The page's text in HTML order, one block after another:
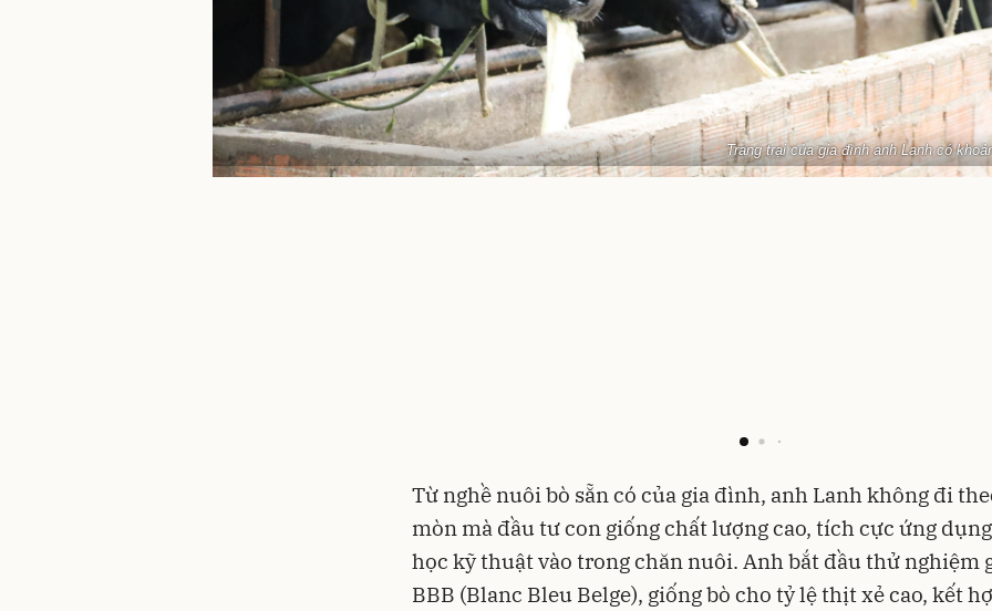
Trang trại của gia đình anh Lanh có
Từ nghề nuôi bò sẵn có của gia đình, anh Lanh không đi
mòn mà đầu tư con giống chất lượng cao, tích cực ứng
học kỹ thuật vào trong chăn nuôi. Anh bắt đầu thử nghiệm
BBB (Blanc Bleu Belge), giống bò cho tỷ lệ thịt xẻ cao, kết